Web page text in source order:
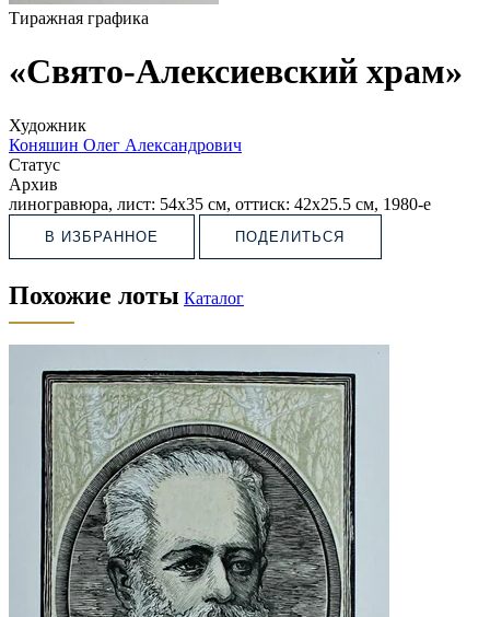
Тиражная графика
«Свято-Алексиевский храм»
Художник
Коняшин Олег Александрович
Статус
Архив
линогравюра, лист: 54х35 см, оттиск: 42х25.5 см, 1980-е
В ИЗБРАННОЕ ПОДЕЛИТЬСЯ
Похожие лоты Каталог